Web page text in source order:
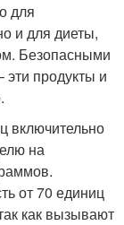
для
и для диеты,
Безопасными
эти продукты и
включительно
на
от 70 единиц
как вызывают